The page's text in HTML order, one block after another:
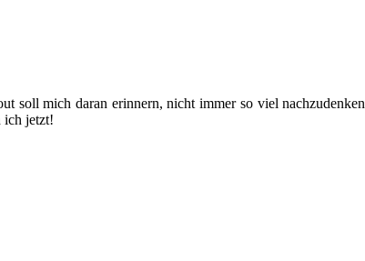
mich daran erinnern, nicht immer so viel
ich jetzt!